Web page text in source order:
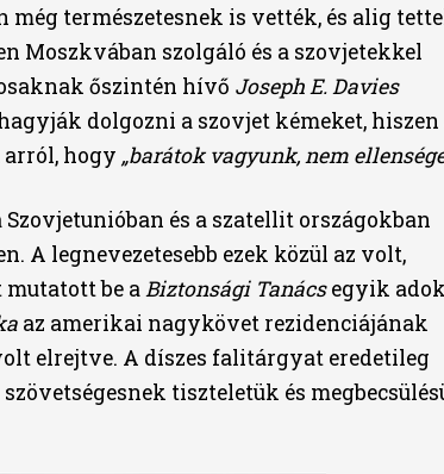
még természetesnek is vették, és alig
Moszkvában szolgáló és a szovjetekkel
őszintén hívő Joseph E. Davies
dolgozni a szovjet kémeket, hiszen
hogy „barátok vagyunk, nem
és a szatellit országokban
A legnevezetesebb ezek közül az volt,
be aBiztonsági Tanácsegyik
az amerikai nagykövet rezidenciájának
elrejtve. A díszes falitárgyat eredetileg
tiszteletük és